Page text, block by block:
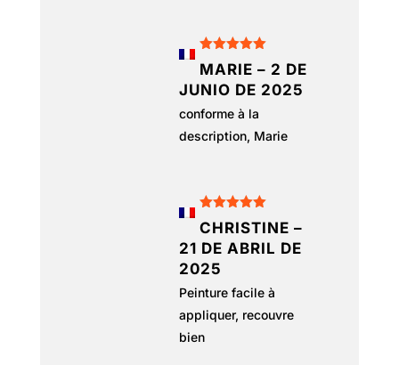
Valorado
con5de 5
MARIE – 2 DE
JUNIO DE 2025
conforme à la
description, Marie
Valorado
con 5de 5
CHRISTINE –
21 DE ABRIL DE
2025
Peinture facile à
appliquer, recouvre
bien